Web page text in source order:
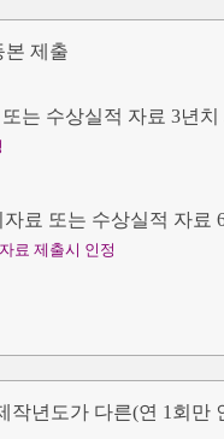
본 제출
는 수상실적 자료 3년치
료 또는 수상실적 자료
료 제출시 인정
년도가 다른(연 1회만